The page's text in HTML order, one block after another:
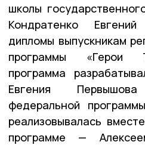
школы
Кондратенко
дипломы выпускникам
программы «Герои
программа
Евгения
федеральной
реализовывалась
программе —